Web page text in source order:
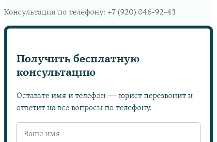
Консультация по телефону: +7 (920) 046-92-43
Получить бесплатную
консультацию
Оставьте имя и телефон — юрист перезвонит и
ответит на все вопросы по телефону.